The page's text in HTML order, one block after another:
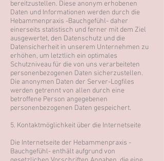
bereitzustellen. Diese anonym erhobenen
Daten und Informationen werden durch die
Hebammenpraxis -Bauchgefühl- daher
einerseits statistisch und ferner mit dem Ziel
ausgewertet, den Datenschutz und die
Datensicherheit in unserem Unternehmen zu
erhöhen, um letztlich ein optimales
Schutzniveau für die von uns verarbeiteten
personenbezogenen Daten sicherzustellen.
Die anonymen Daten der Server-Logfiles
werden getrennt von allen durch eine
betroffene Person angegebenen
personenbezogenen Daten gespeichert.
5. Kontaktmöglichkeit über die Internetseite
Die Internetseite der Hebammenpraxis -
Bauchgefühl- enthält aufgrund von